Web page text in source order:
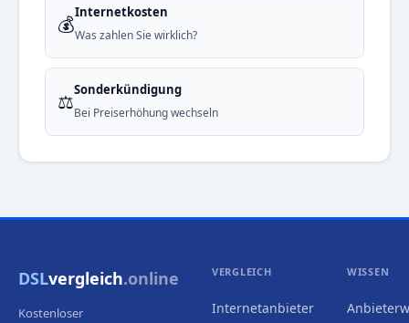
💰Internetkosten
Was zahlen Sie wirklich?
⚖️Sonderkündigung
Bei Preiserhöhung wechseln
DSLvergleich.online
Kostenloser
VERGLEICH
Internetanbieter
WISSEN